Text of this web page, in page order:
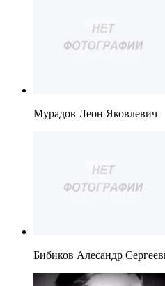
Мурадов Леон Яковлевич
Бибиков Алесандр